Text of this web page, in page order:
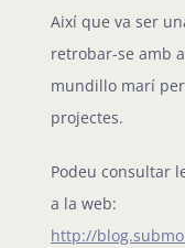
Així que va ser
retrobar-se amb
mundillo marí
projectes.
Podeu consultar
a la web:
http://